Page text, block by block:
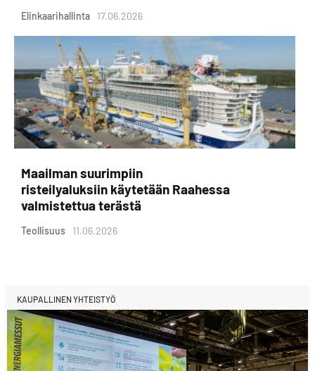
Elinkaarihallinta 17.06.2026
Maailman suurimpiin
risteilyaluksiin käytetään Raahessa
valmistettua terästä
Teollisuus 11.06.2026
KAUPALLINEN YHTEISTYÖ